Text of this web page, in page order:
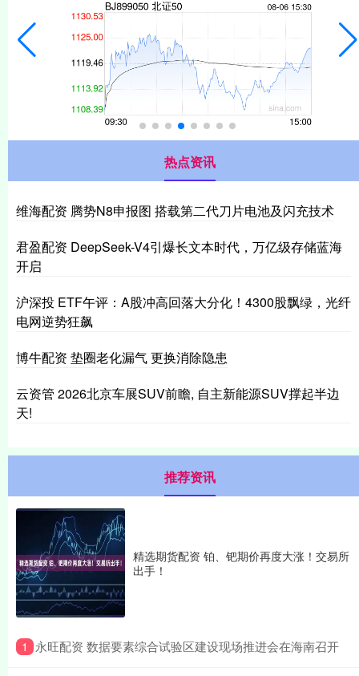
热点资讯
维海配资 腾势N8申报图 搭载第二代刀片电池及闪充技术
君盈配资 DeepSeek-V4引爆长文本时代，万亿级存储蓝海
开启
沪深投 ETF午评：A股冲高回落大分化！4300股飘绿，光纤
电网逆势狂飙
博牛配资 垫圈老化漏气 更换消除隐患
云资管 2026北京车展SUV前瞻, 自主新能源SUV撑起半边
天!
推荐资讯
精选期货配资 铂、钯期价再度大涨！交易所
出手！
1 ​永旺配资 数据要素综合试验区建设现场推进会在海南召开